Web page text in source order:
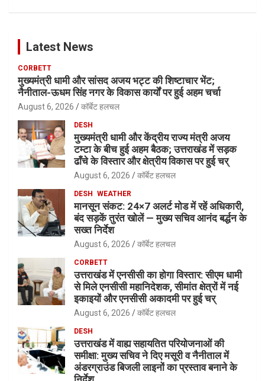
Latest News
CORBETT
मुख्यमंत्री धामी और सांसद अजय भट्ट की शिष्टाचार भेंट;
नैनीताल-ऊधम सिंह नगर के विकास कार्यों पर हुई अहम चर्चा
August 6, 2026 कॉर्बेट हलचल
DESH
मुख्यमंत्री धामी और केंद्रीय राज्य मंत्री अजय
टम्टा के बीच हुई अहम बैठक; उत्तराखंड में सड़क
ढाँचे के विस्तार और क्षेत्रीय विकास पर हुई चर्
August 6, 2026 कॉर्बेट हलचल
DESH WEATHER
मानसून संकट: 24×7 अलर्ट मोड में रहें अधिकारी,
बंद सड़कें तुरंत खोलें — मुख्य सचिव आनंद बर्द्धन के
सख्त निर्देश
August 6, 2026 कॉर्बेट हलचल
CORBETT
उत्तराखंड में एनसीसी का होगा विस्तार: सीएम धामी
से मिले एनसीसी महानिदेशक, सीमांत क्षेत्रों में नई
इकाइयों और एनसीसी अकादमी पर हुई चर्
August 6, 2026 कॉर्बेट हलचल
DESH
उत्तराखंड में वाह्य सहायतित परियोजनाओं की
समीक्षा: मुख्य सचिव ने दिए मसूरी व नैनीताल में
अंडरग्राउंड बिजली लाइनों का प्रस्ताव बनाने के